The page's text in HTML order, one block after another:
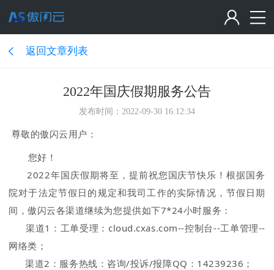
返回文章列表
2022年国庆假期服务公告
发布时间：2022-09-30 16:12:34
尊敬的傲闪云用户：
您好！
2022年国庆假期将至，提前祝您国庆节快乐！根据国务
院对于法定节假日的规定和我司工作的实际情况，节假日期
间，傲闪云各渠道继续为您提供如下7*24小时服务：
渠道1：工单受理：cloud.cxas.com--控制台--工单管理--
网络类；
渠道2：服务热线：咨询/投诉/报障QQ：14239236；